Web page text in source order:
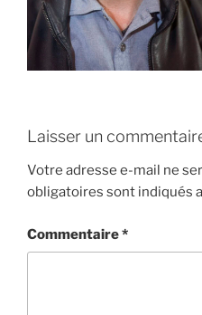
Laisser un
Votre adresse e-mail ne
obligatoires sont indiqués
Commentaire*